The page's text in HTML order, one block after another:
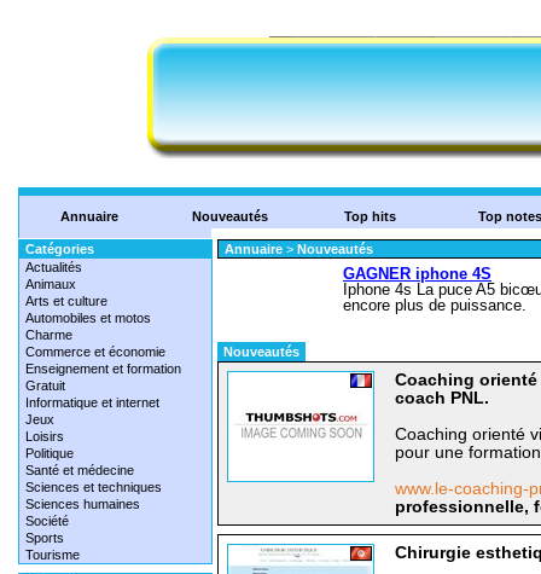
Annuaire Nouveautés Top hits Top notes
Catégories
Actualités
Animaux
Arts et culture
Automobiles et motos
Charme
Commerce et économie
Enseignement et formation
Gratuit
Informatique et internet
Jeux
Loisirs
Politique
Santé et médecine
Sciences et techniques
Sciences humaines
Société
Sports
Tourisme
Annuaire > Nouveautés
Nouveautés
Coaching
coach PNL.
Coaching orienté
pour une
www.le-coaching-
professionnelle,
Chirurgie